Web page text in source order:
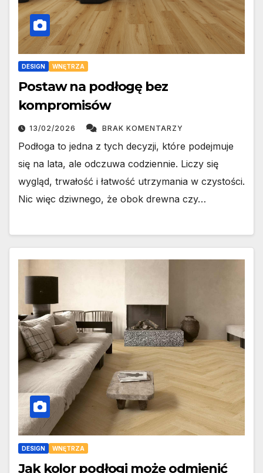
DESIGN WNĘTRZA
Postaw na podłogę bez
kompromisów
13/02/2026 BRAK KOMENTARZY
Podłoga to jedna z tych decyzji, które podejmuje
się na lata, ale odczuwa codziennie. Liczy się
wygląd, trwałość i łatwość utrzymania w czystości.
Nic więc dziwnego, że obok drewna czy…
DESIGN WNĘTRZA
Jak kolor podłogi może odmienić